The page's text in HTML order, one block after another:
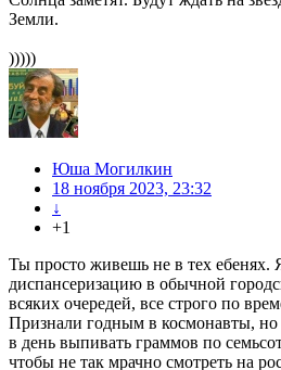
Земли.
)))))
Юша Могилкин
18 ноября 2023, 23:32
↓
+1
Ты просто живешь не в тех ебенях.
диспансеризацию в обычной
всяких очередей, все строго по
Признали годным в космонавты, но
в день выпивать граммов по
чтобы не так мрачно смотреть на